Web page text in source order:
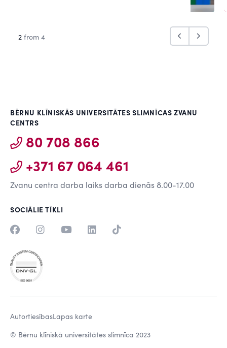
2 from 4
BĒRNU KLĪNISKĀS UNIVERSITĀTES SLIMNĪCAS ZVANU
CENTRS
80 708 866
+371 67 064 461
Zvanu centra darba laiks darba dienās 8.00-17.00
SOCIĀLIE TĪKLI
© Bērnu klīniskā universitātes slimnīca 2023
AutortiesībasLapas karte